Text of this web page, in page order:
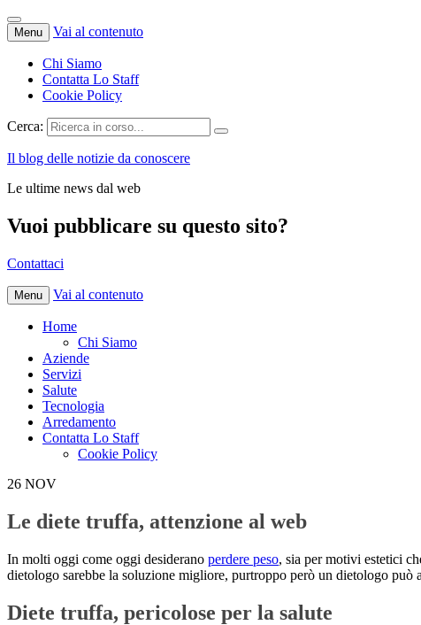
Menu Vai al contenuto
Chi Siamo
Contatta Lo Staff
Cookie Policy
Cerca:
Il blog delle notizie da conoscere
Le ultime news dal web
Vuoi pubblicare su questo sito?
Contattaci
Menu Vai al contenuto
Home
Chi Siamo
Aziende
Servizi
Salute
Tecnologia
Arredamento
Contatta Lo Staff
Cookie Policy
26 NOV
Le diete truffa, attenzione al web
In molti oggi come oggi desiderano perdere peso, sia per motivi estetici
dietologo sarebbe la soluzione migliore, purtroppo però un dietologo
Diete truffa, pericolose per la salute